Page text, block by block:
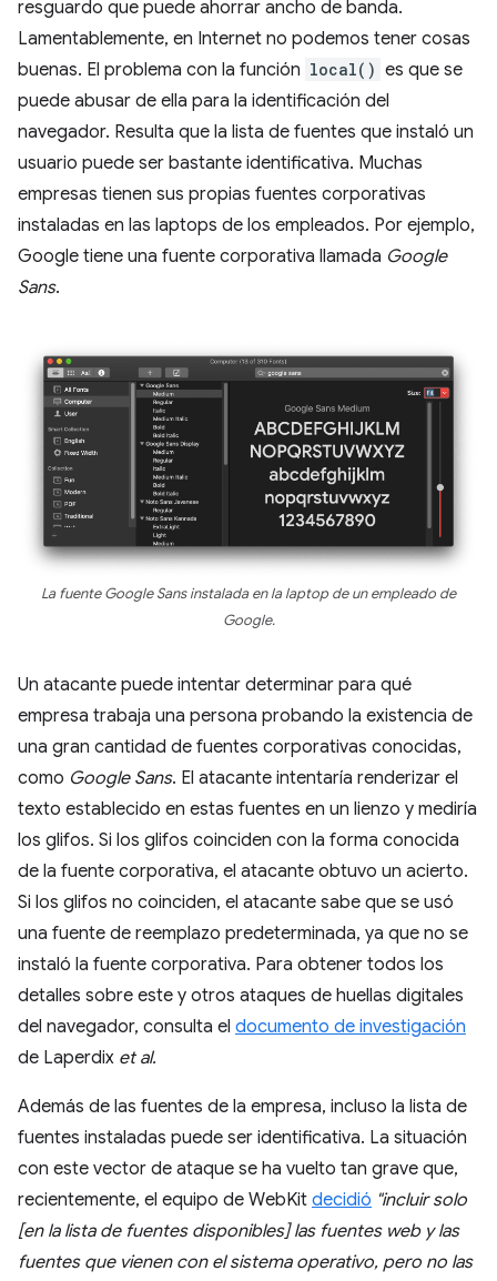
resguardo que puede ahorrar ancho de banda.
Lamentablemente, en Internet no podemos tener cosas
buenas. El problema con la función local() es que se
puede abusar de ella para la identificación del
navegador. Resulta que la lista de fuentes que instaló un
usuario puede ser bastante identificativa. Muchas
empresas tienen sus propias fuentes corporativas
instaladas en las laptops de los empleados. Por ejemplo,
Google tiene una fuente corporativa llamada Google
Sans.
La fuente Google Sans instalada en la laptop de un empleado de
Google.
Un atacante puede intentar determinar para qué
empresa trabaja una persona probando la existencia de
una gran cantidad de fuentes corporativas conocidas,
como Google Sans. El atacante intentaría renderizar el
texto establecido en estas fuentes en un lienzo y mediría
los glifos. Si los glifos coinciden con la forma conocida
de la fuente corporativa, el atacante obtuvo un acierto.
Si los glifos no coinciden, el atacante sabe que se usó
una fuente de reemplazo predeterminada, ya que no se
instaló la fuente corporativa. Para obtener todos los
detalles sobre este y otros ataques de huellas digitales
del navegador, consulta el documento de investigación
de Laperdix et al.
Además de las fuentes de la empresa, incluso la lista de
fuentes instaladas puede ser identificativa. La situación
con este vector de ataque se ha vuelto tan grave que,
recientemente, el equipo de WebKit decidió "incluir solo
[en la lista de fuentes disponibles] las fuentes web y las
fuentes que vienen con el sistema operativo, pero no las